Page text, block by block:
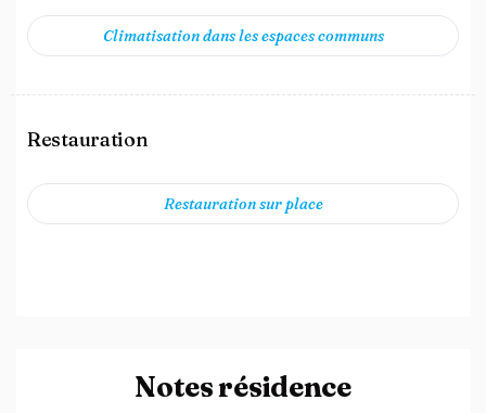
Climatisation dans les espaces communs
Restauration
Restauration sur place
Notes résidence